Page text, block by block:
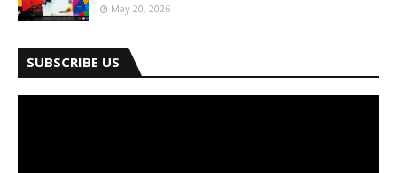
May 20, 2026
SUBSCRIBE US